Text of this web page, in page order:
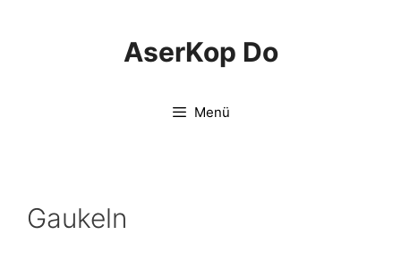
AserKop Do
Menü
Gaukeln